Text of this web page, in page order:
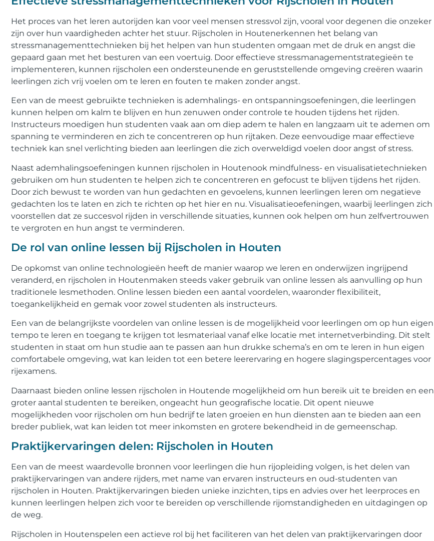
Het proces van het leren autorijden kan voor veel mensen stressvol zijn, vooral voor degenen die onzeker
zijn over hun vaardigheden achter het stuur. Rijscholen in Houtenerkennen het belang van
stressmanagementtechnieken bij het helpen van hun studenten omgaan met de druk en angst die
gepaard gaan met het besturen van een voertuig. Door effectieve stressmanagementstrategieën te
implementeren, kunnen rijscholen een ondersteunende en geruststellende omgeving creëren waarin
leerlingen zich vrij voelen om te leren en fouten te maken zonder angst.
Een van de meest gebruikte technieken is ademhalings- en ontspanningsoefeningen, die leerlingen
kunnen helpen om kalm te blijven en hun zenuwen onder controle te houden tijdens het rijden.
Instructeurs moedigen hun studenten vaak aan om diep adem te halen en langzaam uit te ademen om
spanning te verminderen en zich te concentreren op hun rijtaken. Deze eenvoudige maar effectieve
techniek kan snel verlichting bieden aan leerlingen die zich overweldigd voelen door angst of stress.
Naast ademhalingsoefeningen kunnen rijscholen in Houtenook mindfulness- en visualisatietechnieken
gebruiken om hun studenten te helpen zich te concentreren en gefocust te blijven tijdens het rijden.
Door zich bewust te worden van hun gedachten en gevoelens, kunnen leerlingen leren om negatieve
gedachten los te laten en zich te richten op het hier en nu. Visualisatieoefeningen, waarbij leerlingen zich
voorstellen dat ze succesvol rijden in verschillende situaties, kunnen ook helpen om hun zelfvertrouwen
te vergroten en hun angst te verminderen.
De rol van online lessen bij Rijscholen in Houten
De opkomst van online technologieën heeft de manier waarop we leren en onderwijzen ingrijpend
veranderd, en rijscholen in Houtenmaken steeds vaker gebruik van online lessen als aanvulling op hun
traditionele lesmethoden. Online lessen bieden een aantal voordelen, waaronder flexibiliteit,
toegankelijkheid en gemak voor zowel studenten als instructeurs.
Een van de belangrijkste voordelen van online lessen is de mogelijkheid voor leerlingen om op hun eigen
tempo te leren en toegang te krijgen tot lesmateriaal vanaf elke locatie met internetverbinding. Dit stelt
studenten in staat om hun studie aan te passen aan hun drukke schema’s en om te leren in hun eigen
comfortabele omgeving, wat kan leiden tot een betere leerervaring en hogere slagingspercentages voor
rijexamens.
Daarnaast bieden online lessen rijscholen in Houtende mogelijkheid om hun bereik uit te breiden en een
groter aantal studenten te bereiken, ongeacht hun geografische locatie. Dit opent nieuwe
mogelijkheden voor rijscholen om hun bedrijf te laten groeien en hun diensten aan te bieden aan een
breder publiek, wat kan leiden tot meer inkomsten en grotere bekendheid in de gemeenschap.
Praktijkervaringen delen: Rijscholen in Houten
Een van de meest waardevolle bronnen voor leerlingen die hun rijopleiding volgen, is het delen van
praktijkervaringen van andere rijders, met name van ervaren instructeurs en oud-studenten van
rijscholen in Houten. Praktijkervaringen bieden unieke inzichten, tips en advies over het leerproces en
kunnen leerlingen helpen zich voor te bereiden op verschillende rijomstandigheden en uitdagingen op
de weg.
Rijscholen in Houtenspelen een actieve rol bij het faciliteren van het delen van praktijkervaringen door